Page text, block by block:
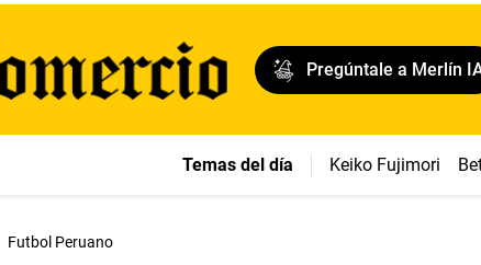
Pregúntale a Merlín
Temas del día Keiko Fujimori
Futbol Peruano